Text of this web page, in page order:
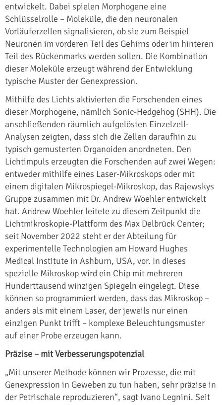
entwickelt. Dabei spielen Morphogene eine
Schlüsselrolle – Moleküle, die den neuronalen
Vorläuferzellen signalisieren, ob sie zum Beispiel
Neuronen im vorderen Teil des Gehirns oder im hinteren
Teil des Rückenmarks werden sollen. Die Kombination
dieser Moleküle erzeugt während der Entwicklung
typische Muster der Genexpression.
Mithilfe des Lichts aktivierten die Forschenden eines
dieser Morphogene, nämlich Sonic-Hedgehog (SHH). Die
anschließenden räumlich aufgelösten Einzelzell-
Analysen zeigten, dass sich die Zellen daraufhin zu
typisch gemusterten Organoiden anordneten. Den
Lichtimpuls erzeugten die Forschenden auf zwei Wegen:
entweder mithilfe eines Laser-Mikroskops oder mit
einem digitalen Mikrospiegel-Mikroskop, das Rajewskys
Gruppe zusammen mit Dr. Andrew Woehler entwickelt
hat. Andrew Woehler leitete zu diesem Zeitpunkt die
Lichtmikroskopie-Plattform des Max Delbrück Center;
seit November 2022 steht er der Abteilung für
experimentelle Technologien am Howard Hughes
Medical Institute in Ashburn, USA, vor. In dieses
spezielle Mikroskop wird ein Chip mit mehreren
Hunderttausend winzigen Spiegeln eingelegt. Diese
können so programmiert werden, dass das Mikroskop –
anders als mit einem Laser, der jeweils nur einen
einzigen Punkt trifft – komplexe Beleuchtungsmuster
auf einer Probe erzeugen kann.
Präzise – mit Verbesserungspotenzial
„Mit unserer Methode können wir Prozesse, die mit
Genexpression in Geweben zu tun haben, sehr präzise in
der Petrischale reproduzieren“, sagt Ivano Legnini. Seit